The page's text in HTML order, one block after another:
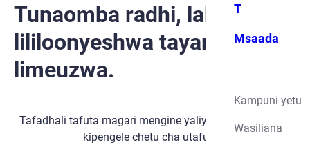
T
Msaada
Kampuni yetu
Wasiliana
Tunaomba radhi, lakini gari
lililoonyeshwa tayari
limeuzwa.
Tafadhali tafuta magari mengine yaliyopo kwa kutumia
kipengele chetu cha utafutaji.